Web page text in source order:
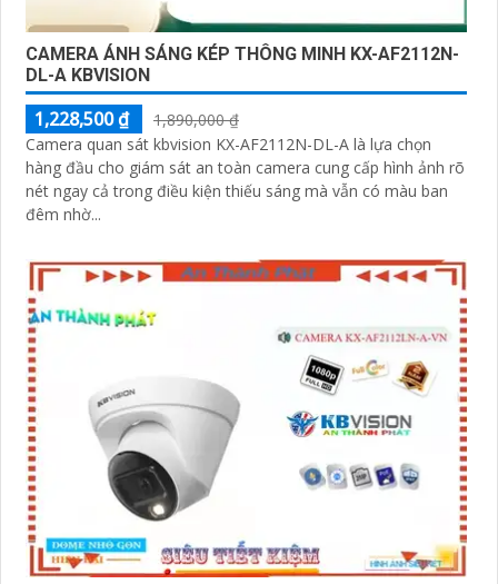
CAMERA ÁNH SÁNG KÉP THÔNG MINH KX-AF2112N-
DL-A KBVISION
1,228,500 ₫
1,890,000 ₫
Camera quan sát kbvision KX-AF2112N-DL-A là lựa chọn
hàng đầu cho giám sát an toàn camera cung cấp hình ảnh rõ
nét ngay cả trong điều kiện thiếu sáng mà vẫn có màu ban
đêm nhờ...